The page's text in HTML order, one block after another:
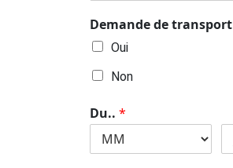
Demande de transport
Oui
Non
Du.. *